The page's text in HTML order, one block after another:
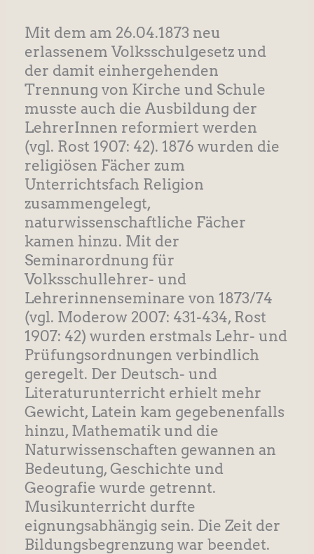
Mit dem am 26.04.1873 neu
erlassenem Volksschulgesetz und
der damit einhergehenden
Trennung von Kirche und Schule
musste auch die Ausbildung der
LehrerInnen reformiert werden
(vgl. Rost 1907: 42). 1876 wurden die
religiösen Fächer zum
Unterrichtsfach Religion
zusammengelegt,
naturwissenschaftliche Fächer
kamen hinzu. Mit der
Seminarordnung für
Volksschullehrer- und
Lehrerinnenseminare von 1873/74
(vgl. Moderow 2007: 431-434, Rost
1907: 42) wurden erstmals Lehr- und
Prüfungsordnungen verbindlich
geregelt. Der Deutsch- und
Literaturunterricht erhielt mehr
Gewicht, Latein kam gegebenenfalls
hinzu, Mathematik und die
Naturwissenschaften gewannen an
Bedeutung, Geschichte und
Geografie wurde getrennt.
Musikunterricht durfte
eignungsabhängig sein. Die Zeit der
Bildungsbegrenzung war beendet.